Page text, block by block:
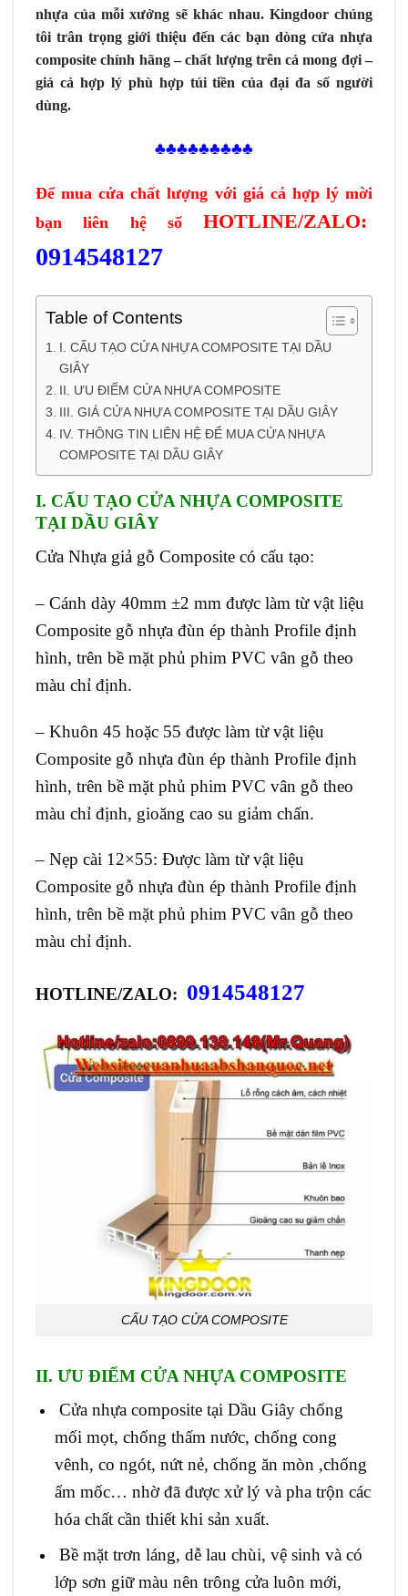
nhựa của mỗi xưởng sẽ khác nhau. Kingdoor chúng
tôi trân trọng giới thiệu đến các bạn dòng cửa nhựa
composite chính hãng – chất lượng trên cả mong đợi –
giá cả hợp lý phù hợp túi tiền của đại đa số người
dùng.
♣♣♣♣♣♣♣♣♣
Để mua cửa chất lượng với giá cả hợp lý mời
bạn liên hệ số HOTLINE/ZALO:
0914548127
Table of Contents
I. CẤU TẠO CỬA NHỰA COMPOSITE TẠI DẦU
GIÂY
II. ƯU ĐIỂM CỬA NHỰA COMPOSITE
III. GIÁ CỬA NHỰA COMPOSITE TẠI DẦU GIÂY
IV. THÔNG TIN LIÊN HỆ ĐỂ MUA CỬA NHỰA
COMPOSITE TẠI DẦU GIÂY
I. CẤU TẠO CỬA NHỰA COMPOSITE
TẠI DẦU GIÂY
Cửa Nhựa giả gỗ Composite có cấu tạo:
– Cánh dày 40mm ±2 mm được làm từ vật liệu
Composite gỗ nhựa đùn ép thành Profile định
hình, trên bề mặt phủ phim PVC vân gỗ theo
màu chỉ định.
– Khuôn 45 hoặc 55 được làm từ vật liệu
Composite gỗ nhựa đùn ép thành Profile định
hình, trên bề mặt phủ phim PVC vân gỗ theo
màu chỉ định, gioăng cao su giảm chấn.
– Nẹp cài 12×55: Được làm từ vật liệu
Composite gỗ nhựa đùn ép thành Profile định
hình, trên bề mặt phủ phim PVC vân gỗ theo
màu chỉ định.
HOTLINE/ZALO: 0914548127
CẤU TẠO CỬA COMPOSITE
II. ƯU ĐIỂM CỬA NHỰA COMPOSITE
Cửa nhựa compositetại Dầu Giây chống
mối mọt, chống thấm nước, chống cong
vênh, co ngót, nứt nẻ, chống ăn mòn ,chống
ẩm mốc… nhờ đã được xử lý và pha trộn các
hóa chất cần thiết khi sản xuất.
Bề mặt trơn láng, dễ lau chùi, vệ sinh và có
lớp sơn giữ màu nên trông cửa luôn mới,